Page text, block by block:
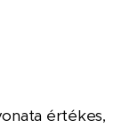
értékes,